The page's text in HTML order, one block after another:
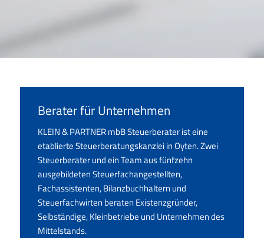
Berater für Unternehmen
KLEIN & PARTNER mbB Steuerberater ist eine
etablierte Steuerberatungskanzlei in Oyten. Zwei
Steuerberater und ein Team aus fünfzehn
ausgebildeten Steuerfachangestellten,
Fachassistenten, Bilanzbuchhaltern und
Steuerfachwirten beraten Existenzgründer,
Selbständige, Kleinbetriebe und Unternehmen des
Mittelstands.